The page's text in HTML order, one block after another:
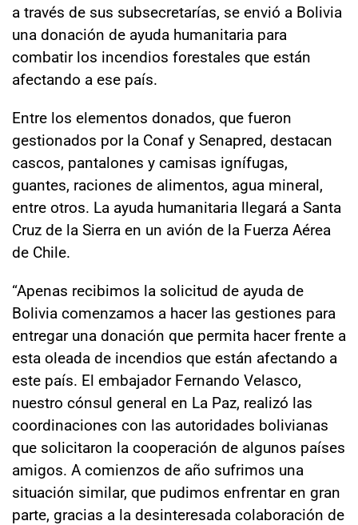
a través de sus subsecretarías, se envió a Bolivia
una donación de ayuda humanitaria para
combatir los incendios forestales que están
afectando a ese país.
Entre los elementos donados, que fueron
gestionados por la Conaf y Senapred, destacan
cascos, pantalones y camisas ignífugas,
guantes, raciones de alimentos, agua mineral,
entre otros. La ayuda humanitaria llegará a Santa
Cruz de la Sierra en un avión de la Fuerza Aérea
de Chile.
“Apenas recibimos la solicitud de ayuda de
Bolivia comenzamos a hacer las gestiones para
entregar una donación que permita hacer frente a
esta oleada de incendios que están afectando a
este país. El embajador Fernando Velasco,
nuestro cónsul general en La Paz, realizó las
coordinaciones con las autoridades bolivianas
que solicitaron la cooperación de algunos países
amigos. A comienzos de año sufrimos una
situación similar, que pudimos enfrentar en gran
parte, gracias a la desinteresada colaboración de